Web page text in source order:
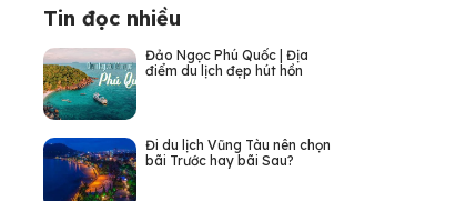
Tin đọc nhiều
Đảo Ngọc Phú Quốc | Địa
điểm du lịch đẹp hút hồn
Đi du lịch Vũng Tàu nên chọn
bãi Trước hay bãi Sau?